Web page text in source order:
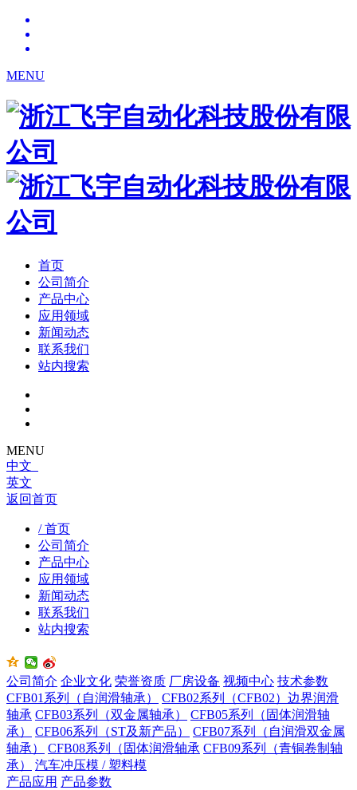
MENU
首页
公司简介
产品中心
应用领域
新闻动态
联系我们
站内搜索
MENU
中文
英文
返回首页
/ 首页
公司简介
产品中心
应用领域
新闻动态
联系我们
站内搜索
公司简介 企业文化 荣誉资质 厂房设备 视频中心 技术参数
CFB01系列（自润滑轴承）
CFB02系列（CFB02）边界润滑
轴承 CFB03系列（双金属轴承）
CFB05系列（固体润滑轴
承）
CFB06系列（ST及新产品）
CFB07系列（自润滑双金属
轴承）
CFB08系列（固体润滑轴承 CFB09系列（青铜卷制轴
承）
汽车冲压模 / 塑料模
产品应用 产品参数